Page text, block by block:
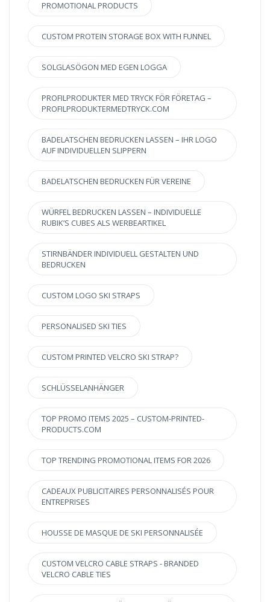
PROMOTIONAL PRODUCTS
CUSTOM PROTEIN STORAGE BOX WITH FUNNEL
SOLGLASÖGON MED EGEN LOGGA
PROFILPRODUKTER MED TRYCK FÖR FÖRETAG –
PROFILPRODUKTERMEDTRYCK.COM
BADELATSCHEN BEDRUCKEN LASSEN – IHR LOGO
AUF INDIVIDUELLEN SLIPPERN
BADELATSCHEN BEDRUCKEN FÜR VEREINE
WÜRFEL BEDRUCKEN LASSEN – INDIVIDUELLE
RUBIK’S CUBES ALS WERBEARTIKEL
STIRNBÄNDER INDIVIDUELL GESTALTEN UND
BEDRUCKEN
CUSTOM LOGO SKI STRAPS
PERSONALISED SKI TIES
CUSTOM PRINTED VELCRO SKI STRAP?
SCHLÜSSELANHÄNGER
TOP PROMO ITEMS 2025 – CUSTOM-PRINTED-
PRODUCTS.COM
TOP TRENDING PROMOTIONAL ITEMS FOR 2026
CADEAUX PUBLICITAIRES PERSONNALISÉS POUR
ENTREPRISES
HOUSSE DE MASQUE DE SKI PERSONNALISÉE
CUSTOM VELCRO CABLE STRAPS - BRANDED
VELCRO CABLE TIES